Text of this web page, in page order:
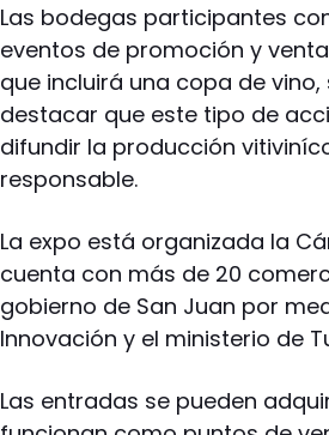
Las bodegas participantes
eventos de promoción y
que incluirá una copa de
destacar que este tipo de
difundir la producción
responsable.
La expo está organizada la
cuenta con más de 20
gobierno de San Juan por
Innovación y el ministerio de
Las entradas se pueden